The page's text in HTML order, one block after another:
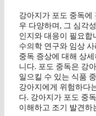
강아지가 포도 중독에
우 다양하며, 그 심각
인지와 대응이 필요합
수의학 연구와 임상
중독 증상에 대해 상
니다. 포도 중독은 강
일으킬 수 있는 식품
강아지에게 위험하다
다. 강아지가 포도 중
이해하고 조기 발견하